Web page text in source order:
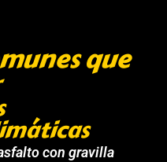
que
con gravilla